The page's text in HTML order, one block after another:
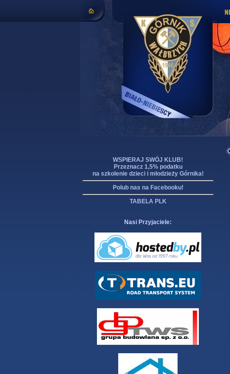
WSPIERAJ SWÓJ KLUB!
Przeznacz 1,5% podatku
na szkolenie dzieci i młodzieży Górnika!
Polub nas na Facebooku!
TABELA PLK
Nasi Przyjaciele: